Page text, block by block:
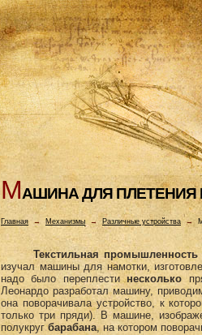
МАШИHА ДЛЯ ПЛЕТЕHИЯ
Главная→ Механизмы →Различные устройства →
Текстильная промышленность
изучал машины для намотки,
надо было переплестинесколько
Леонардо разработал машину,
она поворачивала устройство, к
только три пряди). В машине,
полукругбарабана, на котором